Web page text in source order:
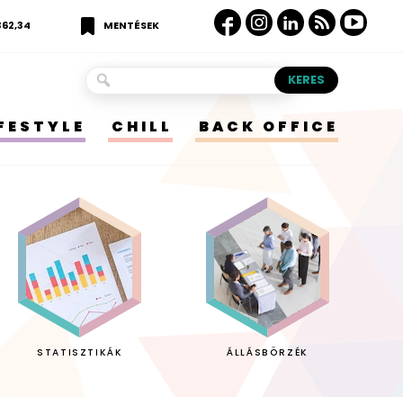
MENTÉSEK
CHILL BACK OFFICE
STATISZTIKÁK ÁLLÁSBÖRZÉK